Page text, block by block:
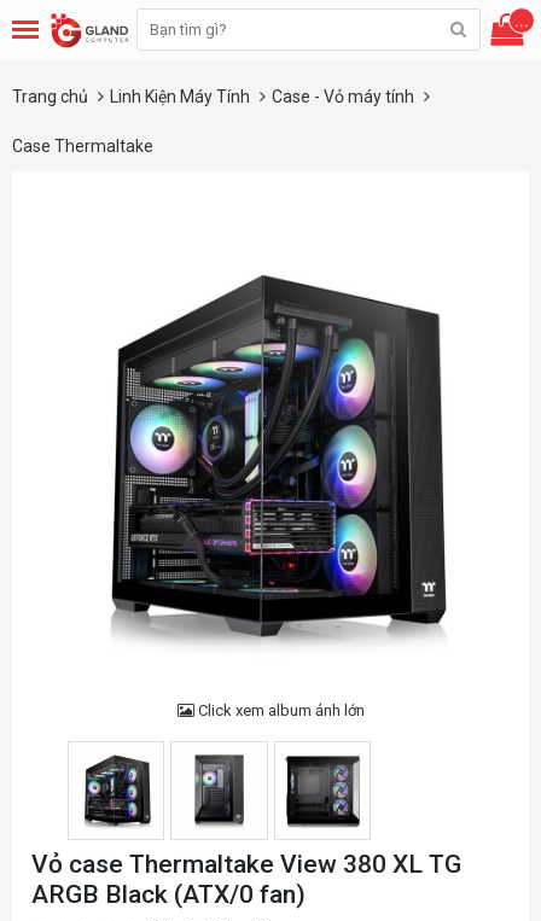
...
Trang chủ Linh Kiện Máy Tính Case - Vỏ máy tính
Case Thermaltake
Click xem album ảnh lớn
Vỏ case Thermaltake View 380 XL TG
ARGB Black (ATX/0 fan)